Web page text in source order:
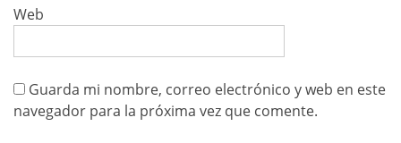
Web
Guarda mi nombre, correo electrónico y web en este
navegador para la próxima vez que comente.